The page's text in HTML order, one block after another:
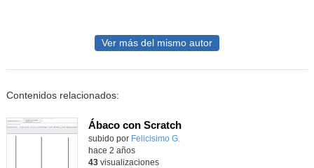
Ver más del mismo autor
Contenidos relacionados:
Ábaco con Scratch
Contenido educativo.
subido por Felicisimo G.
hace 2 años
43visualizaciones